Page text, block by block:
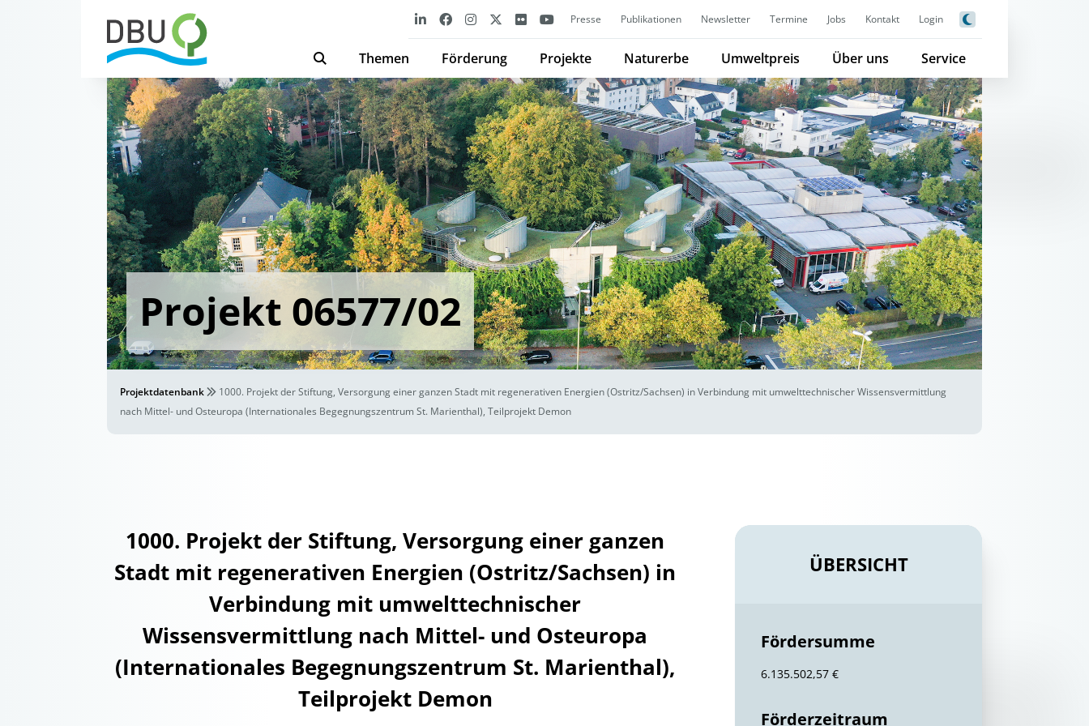
Presse Publikationen Newsletter Termine Jobs Kontakt Login
Themen Förderung Projekte Naturerbe Umweltpreis Über uns Service
Projekt 06577/02
Projektdatenbank
1000. Projekt der Stiftung, Versorgung einer ganzen Stadt mit regenerativen Energien (Ostritz/Sachsen) in Verbindung mit umwelttechnischer Wissensvermittlung
nach Mittel- und Osteuropa (Internationales Begegnungszentrum St. Marienthal), Teilprojekt Demon
1000. Projekt der Stiftung, Versorgung einer ganzen
Stadt mit regenerativen Energien (Ostritz/Sachsen) in
Verbindung mit umwelttechnischer
Wissensvermittlung nach Mittel- und Osteuropa
(Internationales Begegnungszentrum St. Marienthal),
Teilprojekt Demon
ÜBERSICHT
Fördersumme
6.135.502,57 €
Förderzeitraum